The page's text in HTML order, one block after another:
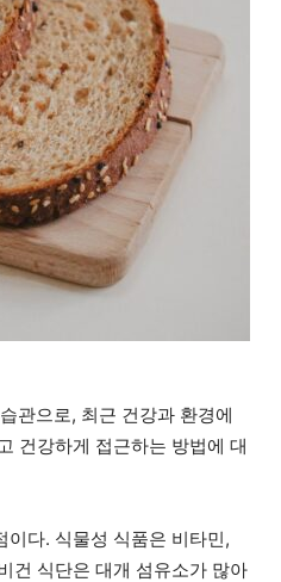
관으로, 최근 건강과 환경에
건강하게 접근하는 방법에 대
이다. 식물성 식품은 비타민,
건 식단은 대개 섬유소가 많아